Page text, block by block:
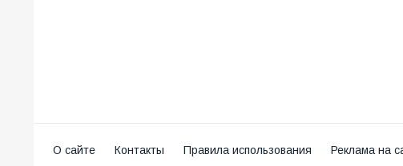
О сайте Контакты Правила использования Реклама на